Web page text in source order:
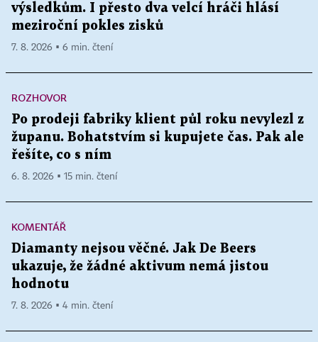
výsledkům. I přesto dva velcí hráči hlásí
meziroční pokles zisků
7. 8. 2026 ▪ 6 min. čtení
ROZHOVOR
Po prodeji fabriky klient půl roku nevylezl z
županu. Bohatstvím si kupujete čas. Pak ale
řešíte, co s ním
6. 8. 2026 ▪ 15 min. čtení
KOMENTÁŘ
Diamanty nejsou věčné. Jak De Beers
ukazuje, že žádné aktivum nemá jistou
hodnotu
7. 8. 2026 ▪ 4 min. čtení